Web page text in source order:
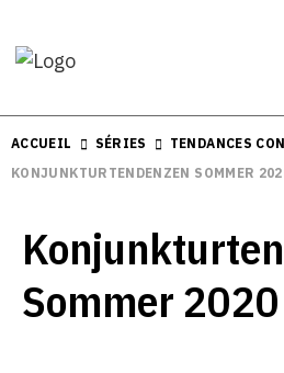
ACCUEIL SÉRIES
TENDANCES
KONJUNKTURTENDENZEN SOMMER
Sommer 2020